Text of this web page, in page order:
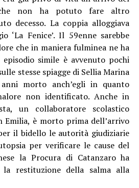
che non ha potuto fare altro
decesso. La coppia alloggiava
‘La Fenice’. Il 59enne sarebbe
che in maniera fulminea ne ha
simile è avvenuto pochi
stesse spiagge di Sellia Marina
morto anch’egli in quanto
non identificato. Anche in
un collaboratore scolastico
Emilia, è morto prima dell’arrivo
il bidello le autorità giudiziarie
per verificare le cause del
la Procura di Catanzaro ha
la restituzione della salma alla